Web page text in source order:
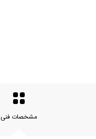
مشخصات فنی